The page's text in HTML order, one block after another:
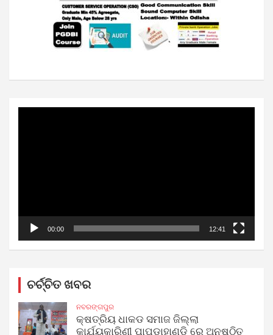
00:00 12:41
ଚର୍ଚ୍ଚିତ ଖବର
ନବରଙ୍ଗପୁର
କ୍ଷତ୍ରିୟ ଧାକଡ ସମାଜ ଜିଲ୍ଲା
କାର୍ଯ୍ୟକାରିଣୀ ପାପଡାହାଣ୍ଡି ରେ ଅନୁଷ୍ଠିତ